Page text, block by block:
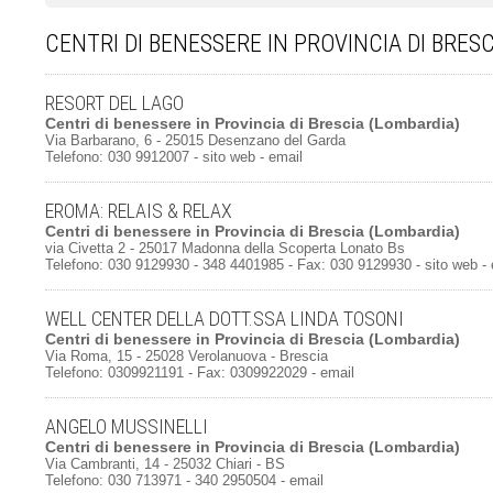
CENTRI DI BENESSERE IN PROVINCIA DI
RESORT DEL LAGO
Centri di benessere in Provincia di Brescia (Lombardia)
Via Barbarano, 6 - 25015 Desenzano del Garda
Telefono: 030 9912007 - sito web - email
EROMA: RELAIS & RELAX
Centri di benessere in Provincia di Brescia (Lombardia)
via Civetta 2 - 25017 Madonna della Scoperta Lonato Bs
Telefono: 030 9129930 - 348 4401985 - Fax: 030 9129930 - sito web -
WELL CENTER DELLA DOTT.SSA LINDA TOSONI
Centri di benessere in Provincia di Brescia (Lombardia)
Via Roma, 15 - 25028 Verolanuova - Brescia
Telefono: 0309921191 - Fax: 0309922029 - email
ANGELO MUSSINELLI
Centri di benessere in Provincia di Brescia (Lombardia)
Via Cambranti, 14 - 25032 Chiari - BS
Telefono: 030 713971 - 340 2950504 - email